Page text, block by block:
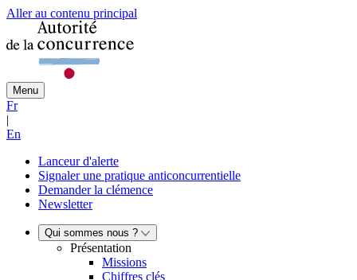
Aller au contenu principal
Menu
Fr
|
En
Lanceur d'alerte
Signaler une pratique anticoncurrentielle
Demander la clémence
Newsletter
Qui sommes nous ?
Présentation
Missions
Chiffres clés